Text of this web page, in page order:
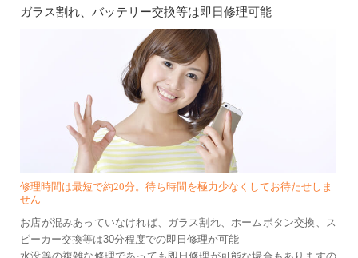
ガラス割れ、バッテリー交換等は即日修理可能
修理時間は最短で約20分。待ち時間を極力少なくしてお待たせしま
せん
お店が混みあっていなければ、ガラス割れ、ホームボタン交換、ス
ピーカー交換等は30分程度での即日修理が可能